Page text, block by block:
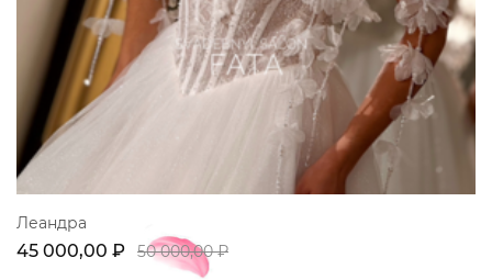
Леандра
45 000,00 ₽ 50 000,00 ₽